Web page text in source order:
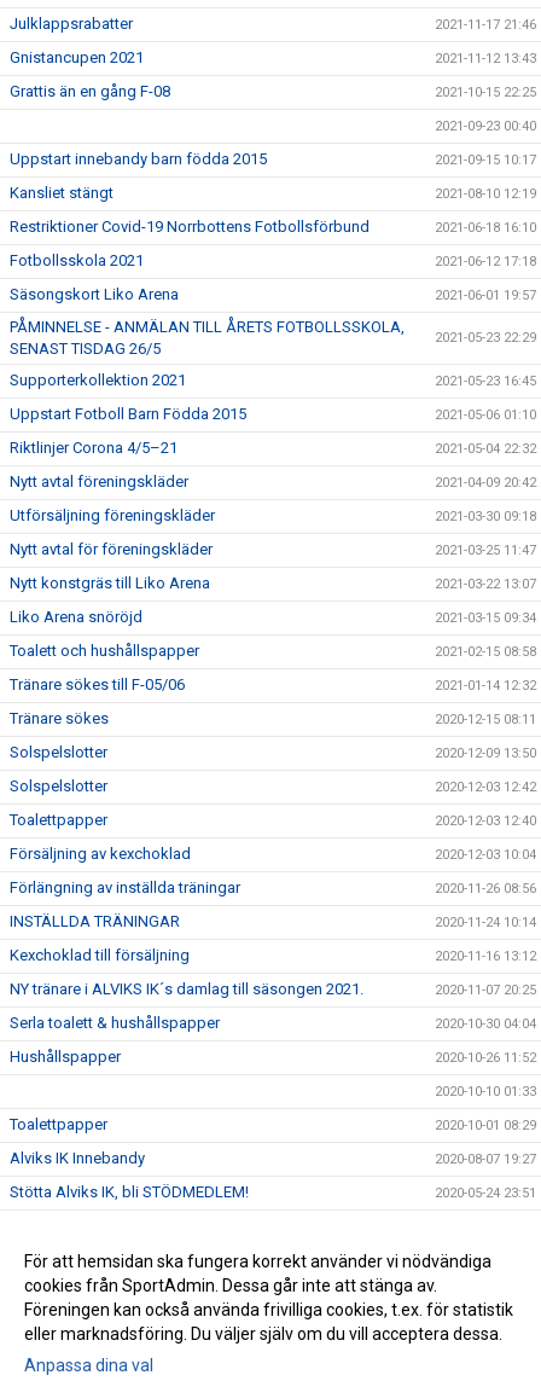
Julklappsrabatter 2021-11-17 21:46
Gnistancupen 2021 2021-11-12 13:43
Grattis än en gång F-08 2021-10-15 22:25
2021-09-23 00:40
Uppstart innebandy barn födda 2015 2021-09-15 10:17
Kansliet stängt 2021-08-10 12:19
Restriktioner Covid-19 Norrbottens Fotbollsförbund 2021-06-18 16:10
Fotbollsskola 2021 2021-06-12 17:18
Säsongskort Liko Arena 2021-06-01 19:57
PÅMINNELSE - ANMÄLAN TILL ÅRETS FOTBOLLSSKOLA,
SENAST TISDAG 26/5
2021-05-23 22:29
Supporterkollektion 2021 2021-05-23 16:45
Uppstart Fotboll Barn Födda 2015 2021-05-06 01:10
Riktlinjer Corona 4/5–21 2021-05-04 22:32
Nytt avtal föreningskläder 2021-04-09 20:42
Utförsäljning föreningskläder 2021-03-30 09:18
Nytt avtal för föreningskläder 2021-03-25 11:47
Nytt konstgräs till Liko Arena 2021-03-22 13:07
Liko Arena snöröjd 2021-03-15 09:34
Toalett och hushållspapper 2021-02-15 08:58
Tränare sökes till F-05/06 2021-01-14 12:32
Tränare sökes 2020-12-15 08:11
Solspelslotter 2020-12-09 13:50
Solspelslotter 2020-12-03 12:42
Toalettpapper 2020-12-03 12:40
Försäljning av kexchoklad 2020-12-03 10:04
Förlängning av inställda träningar 2020-11-26 08:56
INSTÄLLDA TRÄNINGAR 2020-11-24 10:14
Kexchoklad till försäljning 2020-11-16 13:12
NY tränare i ALVIKS IK´s damlag till säsongen 2021. 2020-11-07 20:25
Serla toalett & hushållspapper 2020-10-30 04:04
Hushållspapper 2020-10-26 11:52
2020-10-10 01:33
Toalettpapper 2020-10-01 08:29
Alviks IK Innebandy 2020-08-07 19:27
Stötta Alviks IK, bli STÖDMEDLEM! 2020-05-24 23:51
Riktlinjer Ungdom Alviks IK 2020-03-19 21:52
Reviderade föreningsstadgar 2020-03-03 12:50
För att hemsidan ska fungera korrekt använder vi nödvändiga
cookies från SportAdmin. Dessa går inte att stänga av.
Föreningen kan också använda frivilliga cookies, t.ex. för statistik
eller marknadsföring. Du väljer själv om du vill acceptera dessa.
Anpassa dina val